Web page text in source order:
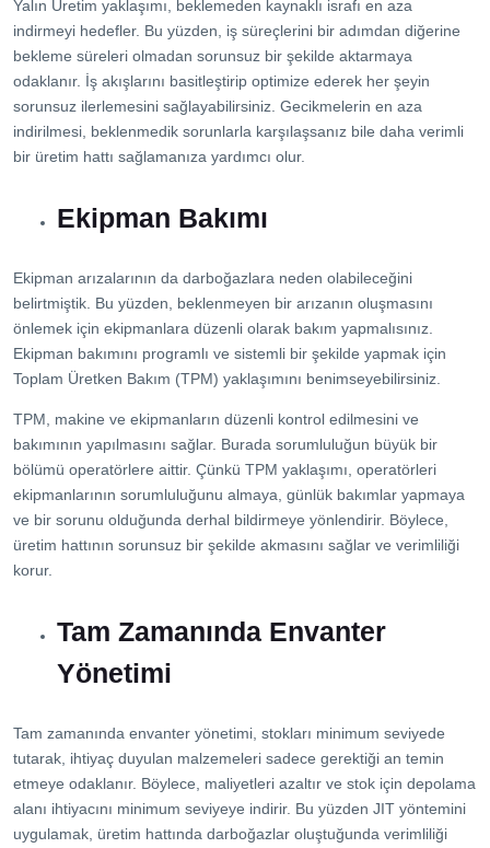
Yalın Üretim yaklaşımı, beklemeden kaynaklı israfı en aza
indirmeyi hedefler. Bu yüzden, iş süreçlerini bir adımdan diğerine
bekleme süreleri olmadan sorunsuz bir şekilde aktarmaya
odaklanır. İş akışlarını basitleştirip optimize ederek her şeyin
sorunsuz ilerlemesini sağlayabilirsiniz. Gecikmelerin en aza
indirilmesi, beklenmedik sorunlarla karşılaşsanız bile daha verimli
bir üretim hattı sağlamanıza yardımcı olur.
Ekipman Bakımı
Ekipman arızalarının da darboğazlara neden olabileceğini
belirtmiştik. Bu yüzden, beklenmeyen bir arızanın oluşmasını
önlemek için ekipmanlara düzenli olarak bakım yapmalısınız.
Ekipman bakımını programlı ve sistemli bir şekilde yapmak için
Toplam Üretken Bakım (TPM) yaklaşımını benimseyebilirsiniz.
TPM, makine ve ekipmanların düzenli kontrol edilmesini ve
bakımının yapılmasını sağlar. Burada sorumluluğun büyük bir
bölümü operatörlere aittir. Çünkü TPM yaklaşımı, operatörleri
ekipmanlarının sorumluluğunu almaya, günlük bakımlar yapmaya
ve bir sorunu olduğunda derhal bildirmeye yönlendirir. Böylece,
üretim hattının sorunsuz bir şekilde akmasını sağlar ve verimliliği
korur.
Tam Zamanında Envanter
Yönetimi
Tam zamanında envanter yönetimi, stokları minimum seviyede
tutarak, ihtiyaç duyulan malzemeleri sadece gerektiği an temin
etmeye odaklanır. Böylece, maliyetleri azaltır ve stok için depolama
alanı ihtiyacını minimum seviyeye indirir. Bu yüzden JIT yöntemini
uygulamak, üretim hattında darboğazlar oluştuğunda verimliliği